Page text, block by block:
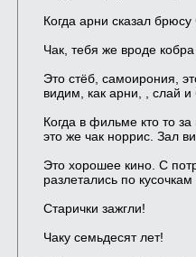
Когда арни сказал
Чак, тебя же вроде
Это стёб, самоирония,
видим, как арни, , слай и
Когда в фильме кто то
это же чак норрис. Зал
Это хорошее кино. С
разлетались по
Старички зажгли!
Чаку семьдесят лет!